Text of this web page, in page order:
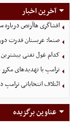
آخرین اخبار
افشاگری هاآرتص درباره
صنعا: عربستان قدرت
کدام غول نفتی بیشترین
ترامپ با تهدیدهای
ائتلاف انتخاباتی
عناوین برگزیده